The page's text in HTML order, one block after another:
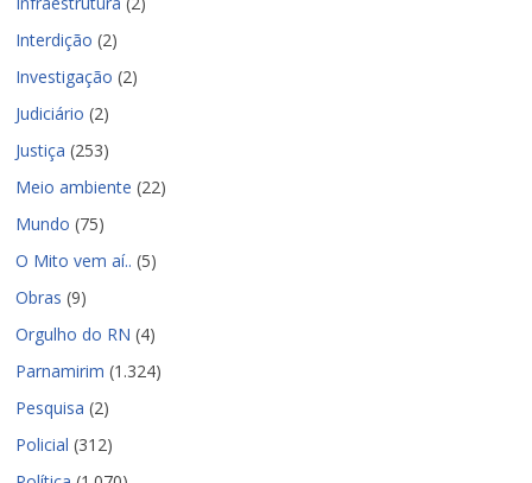
Interdição (2)
Investigação (2)
Judiciário (2)
Justiça (253)
Meio ambiente (22)
Mundo (75)
O Mito vem aí.. (5)
Obras (9)
Orgulho do RN (4)
Parnamirim (1.324)
Pesquisa (2)
Policial (312)